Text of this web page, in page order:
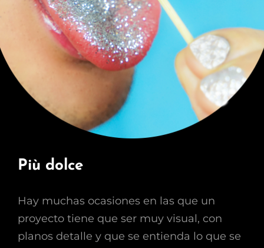
Più dolce
Hay muchas ocasiones en las que un
proyecto tiene que ser muy visual, con
planos detalle y que se entienda lo que se